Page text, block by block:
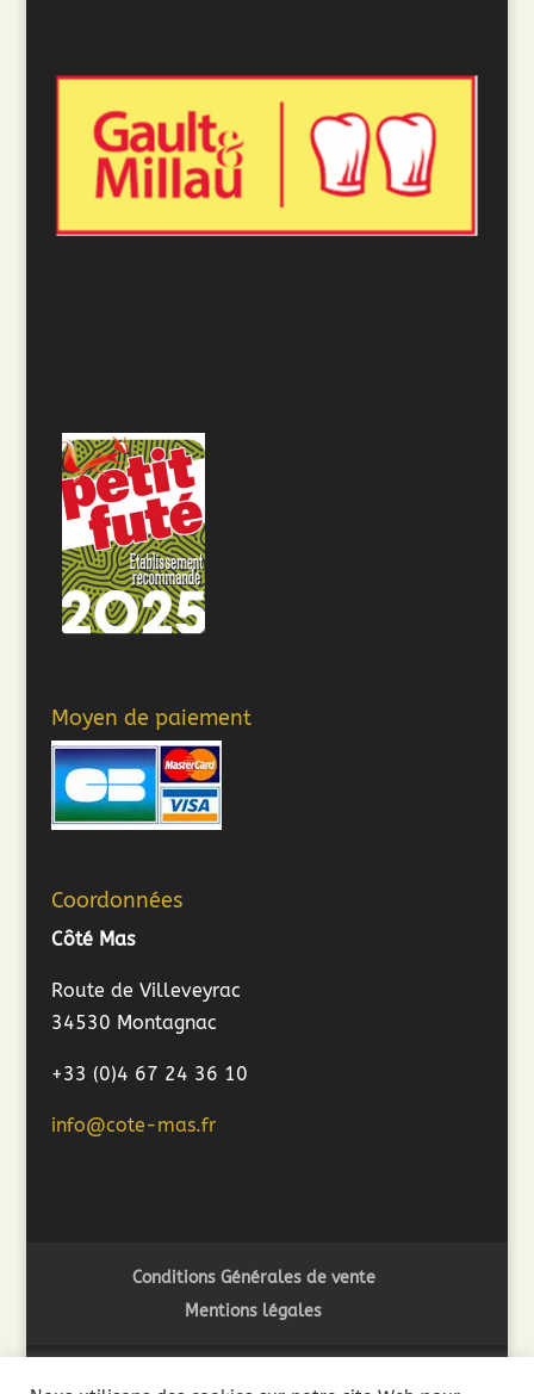
Moyen de paiement
Coordonnées
Côté Mas
Route de Villeveyrac
34530 Montagnac
+33 (0)4 67 24 36 10
info@cote-mas.fr
Conditions Générales de vente
Mentions légales